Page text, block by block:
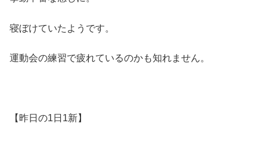
寝ぼけていたようです。
運動会の練習で疲れているのかも知れません。
【昨日の1日1新】